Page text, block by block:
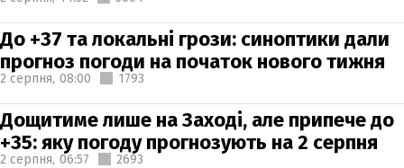
До +37 та локальні грози: синоптики дали
прогноз погоди на початок нового тижня
2 серпня, 08:00 1793
Дощитиме лише на Заході, але припече до
+35: яку погоду прогнозують на 2 серпня
2 серпня, 06:57 2693